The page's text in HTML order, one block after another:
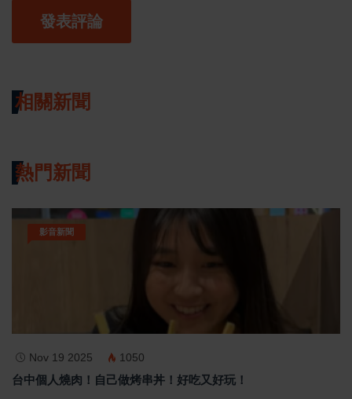
發表評論
相關新聞
熱門新聞
影音新聞
Nov 19 2025 1050
台中個人燒肉！自己做烤串丼！好吃又好玩！